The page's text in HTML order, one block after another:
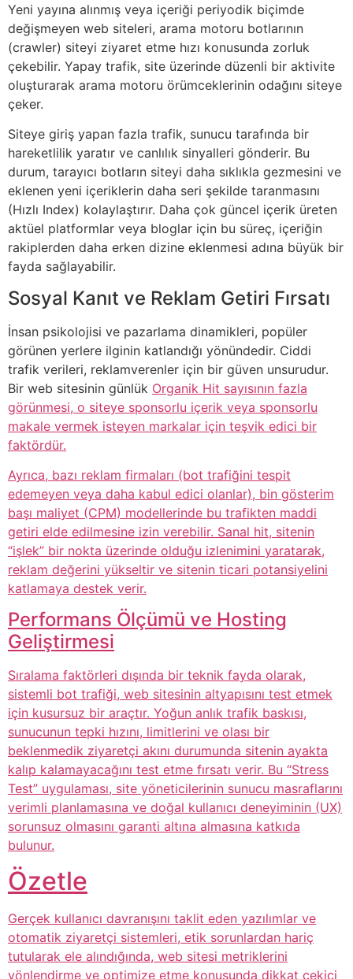
Yeni yayına alınmış veya içeriği periyodik biçimde
değişmeyen web siteleri, arama motoru botlarının
(crawler) siteyi ziyaret etme hızı konusunda zorluk
çekebilir. Yapay trafik, site üzerinde düzenli bir aktivite
oluşturarak arama motoru örümceklerinin odağını siteye
çeker.
Siteye giriş yapan fazla trafik, sunucu tarafında bir
hareketlilik yaratır ve canlılık sinyalleri gönderir. Bu
durum, tarayıcı botların siteyi daha sıklıkla gezmesini ve
eklenen yeni içeriklerin daha seri şekilde taranmasını
(Hızlı Index) kolaylaştırır. Daha çok güncel içerik üreten
aktüel platformlar veya bloglar için bu süreç, içeriğin
rakiplerden daha erken dizine eklenmesi adına büyük bir
fayda sağlayabilir.
Sosyal Kanıt ve Reklam Getiri Fırsatı
İnsan psikolojisi ve pazarlama dinamikleri, popüler
görünen yerlere ilginin katlandığı yönündedir. Ciddi
trafik verileri, reklamverenler için bir güven unsurudur.
Bir web sitesinin günlük Organik Hit sayısının fazla
görünmesi, o siteye sponsorlu içerik veya sponsorlu
makale vermek isteyen markalar için teşvik edici bir
faktördür.
Ayrıca, bazı reklam firmaları (bot trafiğini tespit
edemeyen veya daha kabul edici olanlar), bin gösterim
başı maliyet (CPM) modellerinde bu trafikten maddi
getiri elde edilmesine izin verebilir. Sanal hit, sitenin
“işlek” bir nokta üzerinde olduğu izlenimini yaratarak,
reklam değerini yükseltir ve sitenin ticari potansiyelini
katlamaya destek verir.
Performans Ölçümü ve Hosting
Geliştirmesi
Sıralama faktörleri dışında bir teknik fayda olarak,
sistemli bot trafiği, web sitesinin altyapısını test etmek
için kusursuz bir araçtır. Yoğun anlık trafik baskısı,
sunucunun tepki hızını, limitlerini ve olası bir
beklenmedik ziyaretçi akını durumunda sitenin ayakta
kalıp kalamayacağını test etme fırsatı verir. Bu “Stress
Test” uygulaması, site yöneticilerinin sunucu masraflarını
verimli planlamasına ve doğal kullanıcı deneyiminin (UX)
sorunsuz olmasını garanti altına almasına katkıda
bulunur.
Özetle
Gerçek kullanıcı davranışını taklit eden yazılımlar ve
otomatik ziyaretçi sistemleri, etik sorunlardan hariç
tutularak ele alındığında, web sitesi metriklerini
yönlendirme ve optimize etme konusunda dikkat çekici